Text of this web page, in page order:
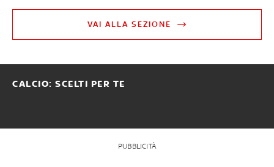
VAI ALLA SEZIONE
CALCIO: SCELTI PER TE
PUBBLICITÀ